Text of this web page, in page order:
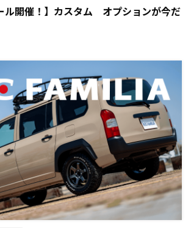
ル開催！】カスタム オプションが今だ